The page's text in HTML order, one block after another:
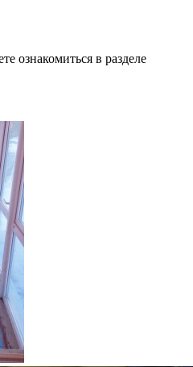
ознакомиться в разделе